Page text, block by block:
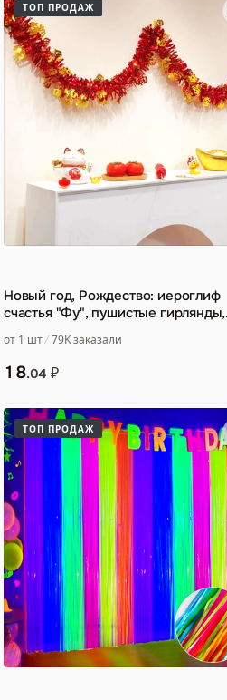
ТОП ПРОДАЖ
Новый год, Рождество: иероглиф
счастья "Фу", пушистые гирлянды,
от 1 шт 79K заказали
18.04 ₽
ТОП ПРОДАЖ